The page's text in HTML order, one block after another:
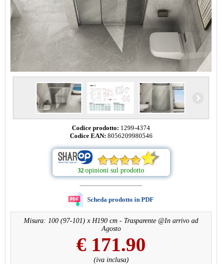
Codice prodotto: 1299-4374
Codice EAN: 8056209980546
32 opinioni sul prodotto
Scheda prodotto in PDF
Misura: 100 (97-101) x H190 cm - Trasparente @In arrivo ad
Agosto
€ 171.90
(iva inclusa)